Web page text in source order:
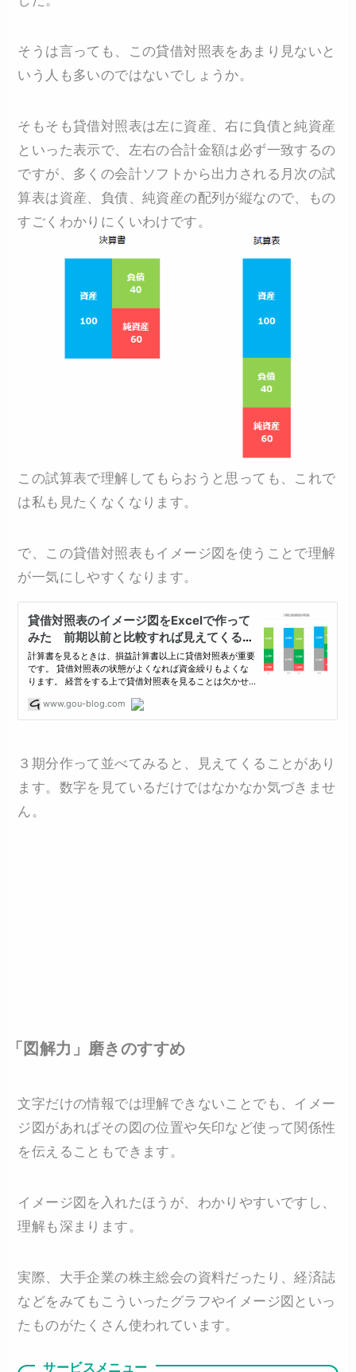
そうは言っても、この貸借対照表をあまり見ないと
いう人も多いのではないでしょうか。
そもそも貸借対照表は左に資産、右に負債と純資産
といった表示で、左右の合計金額は必ず一致するの
ですが、多くの会計ソフトから出力される月次の試
算表は資産、負債、純資産の配列が縦なので、もの
すごくわかりにくいわけです。
この試算表で理解してもらおうと思っても、これで
は私も見たくなくなります。
で、この貸借対照表もイメージ図を使うことで理解
が一気にしやすくなります。
３期分作って並べてみると、見えてくることがあり
ます。数字を見ているだけではなかなか気づきませ
ん。
「図解力」磨きのすすめ
文字だけの情報では理解できないことでも、イメー
ジ図があればその図の位置や矢印など使って関係性
を伝えることもできます。
イメージ図を入れたほうが、わかりやすいですし、
理解も深まります。
実際、大手企業の株主総会の資料だったり、経済誌
などをみてもこういったグラフやイメージ図といっ
たものがたくさん使われています。
サービスメニュー